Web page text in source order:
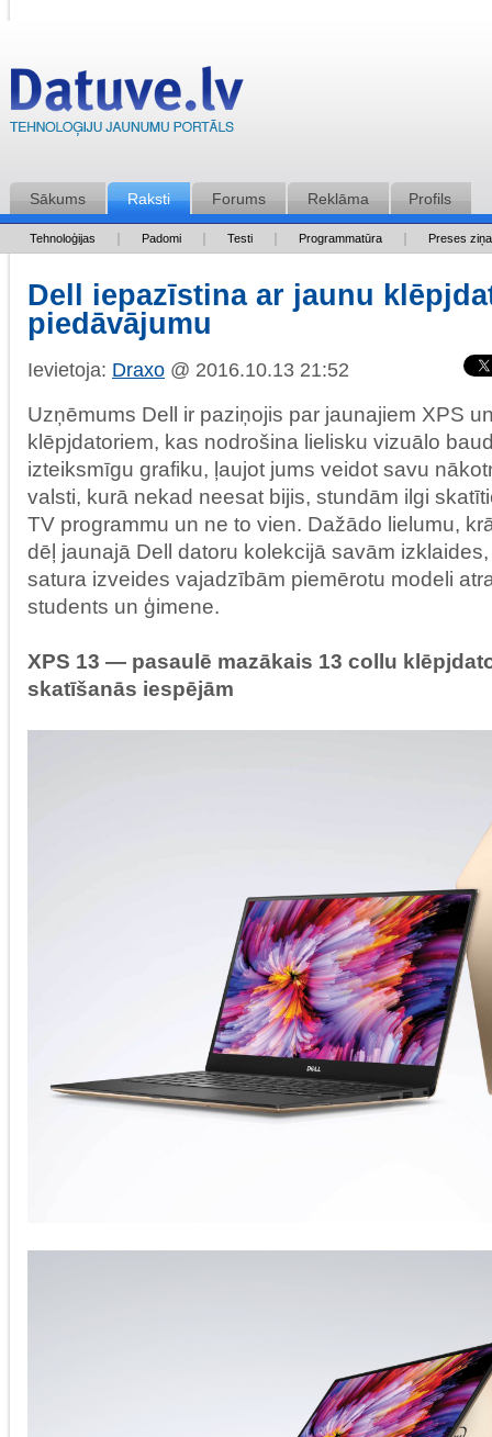
Sākums Raksti Forums Reklāma Profils
Tehnoloģijas Padomi Testi Programmatūra Preses
Dell iepazīstina ar jaunu
piedāvājumu
Ievietoja: Draxo @ 2016.10.13 21:52
Uzņēmums Dell ir paziņojis par jaunajiem XPS
klēpjdatoriem, kas nodrošina lielisku vizuālo
izteiksmīgu grafiku, ļaujot jums veidot savu
valsti, kurā nekad neesat bijis, stundām ilgi
TV programmu un ne to vien. Dažādo lielumu,
dēļ jaunajā Dell datoru kolekcijā savām
satura izveides vajadzībām piemērotu modeli
students un ģimene.
XPS 13 — pasaulē mazākais 13 collu
skatīšanās iespējām